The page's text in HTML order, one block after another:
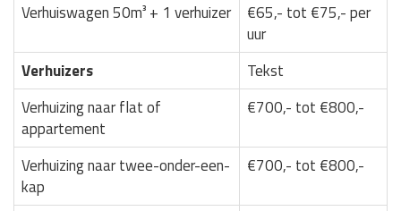
Verhuiswagen 50m³ + 1 verhuizer
€65,- tot €75,- per
uur
Verhuizers
Tekst
Verhuizing naar flat of
appartement
€700,- tot €800,-
Verhuizing naar twee-onder-een-
kap
€700,- tot €800,-